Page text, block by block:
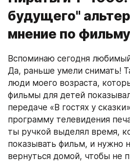
будущего"
мнение по
Вспоминаю сегодня
Да, раньше умели снимать!
люди моего возраста,
фильмы для детей
передаче «В гостях у
программу телевидения
ты ручкой выделял время,
показывать фильм, и нужно
вернуться домой, чтобы не